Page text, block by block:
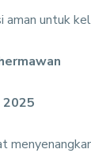
aman untuk
2025